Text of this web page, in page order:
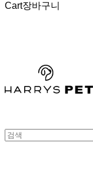
Cart장바구니